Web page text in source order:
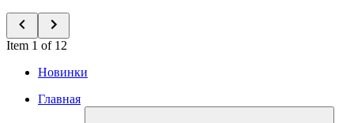
Item 1 of 12
Новинки
Главная